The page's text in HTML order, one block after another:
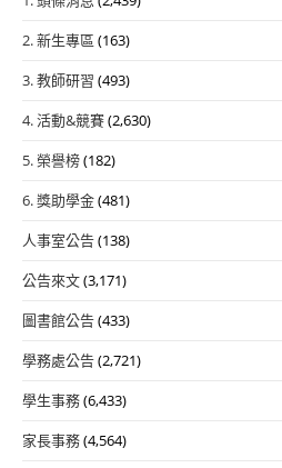
2. 新生專區 (163)
3. 教師研習 (493)
4. 活動&競賽(2,630)
5. 榮譽榜(182)
6. 獎助學金(481)
人事室公告(138)
公告來文(3,171)
圖書館公告(433)
學務處公告(2,721)
學生事務(6,433)
家長事務(4,564)